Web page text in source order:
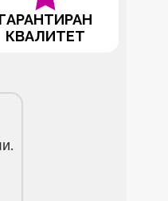
ГАРАНТИРАН
КВАЛИТЕТ